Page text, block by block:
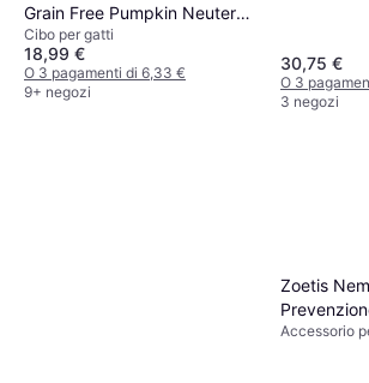
Grain Free Pumpkin Neutered
Quaglia 1.5 kg
Cibo per gatti
18,99 €
O 3 pagamenti di 6,33 €
9+ negozi
30,75 €
O 3
3 negozi
Zoetis
Accessorio